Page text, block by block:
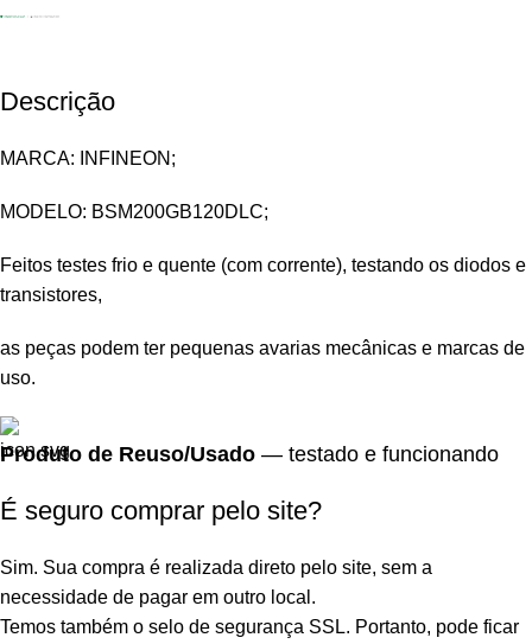
Descrição
MARCA: INFINEON;
MODELO: BSM200GB120DLC;
Feitos testes frio e quente (com corrente), testando os diodos e
transistores,
as peças podem ter pequenas avarias mecânicas e marcas de
uso.
Produto de Reuso/Usado — testado e funcionando
É seguro comprar pelo site?
Sim. Sua compra é realizada direto pelo site, sem a
necessidade de pagar em outro local.
Temos também o selo de segurança SSL. Portanto, pode ficar